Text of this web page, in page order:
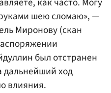
шею сломаю», —
Миронову (скан
был отстранен
дальнейший ход
влияния.